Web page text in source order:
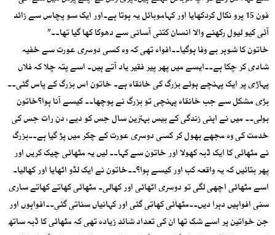
فون 15 پرو نکال کردکھایا اور کہاموبائل یہ ہوتا ہے۔اور ایک سو پچاس سے زائد
آئی کیو لیول رکھنے والا انسان کتنی آسانی سے دھوکا کھا گیا تھا۔۔”
خاتون کا شوہر بے وفا ہوگیا۔۔افواہ تھی کہ وہ کسی دوسری عورت سے خفیہ
شادی کر چکا ہے۔۔ایسے میں پھر پیر فقیر یاد آتے ہیں۔ اسے پتہ چلا کہ فلاں
پہاڑی پر ایک پہنچے ہوئے بزرگ کی خانقاہ ہے۔ خاتون اس بزرگ کے پاس گئی۔۔
بڑی مشکل سے جب خانقاہ پہنچی تو بزرگ نے پوچھا۔۔ کیسے آنا ہوا؟خاتون
بولی۔۔ میں نے اپنی زندگی کے بیس بہترین سال جس کو دیے، دن رات جس کی
خدمت کی وہ مجھے بھول کر کسی دوسری عورت کے چکر میں پڑ گیا ہے۔۔بزرگ
نے مٹھائی کا ایک ڈبہ کھولا اور خاتون سے کہا۔۔ لیں یہ مٹھائی چیک کریں اور
پھر بتائیں کہ یہ واقعہ کب اور کیسے ہوا؟۔۔خاتون نے ایک لڈو اٹھایا اور کھالیا۔
اسے مٹھائی اچھی لگی تو دوسری اٹھائی اور کھالی۔ مٹھائی کھاتے کھاتے ساری
سنی افواہیں دہرا دیں۔۔مٹھائی کھاتی گئی اور کہانیاں سناتی گئی۔۔افواہوں اور
جن خواتین پر اسے شک تھا ان کی تعداد شائد زیادہ تھی کہ مٹھائی کا ڈبہ ساتھ